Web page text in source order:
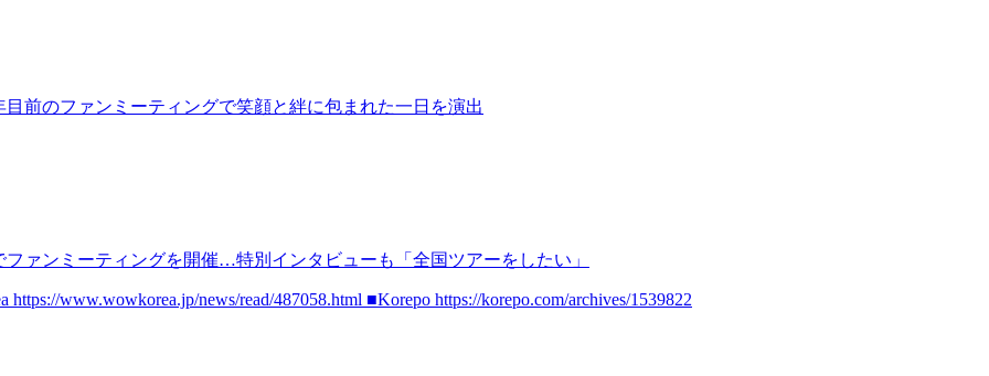
前のファンミーティングで笑顔と絆に包まれた一日を演出
ァンミーティングを開催…特別インタビューも「全国ツアーをしたい」
www.wowkorea.jp/news/read/487058.html ■Korepo https://korepo.com/archives/1539822